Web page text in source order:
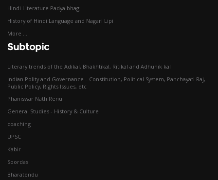
Hindi Literature Padya bhag
History of Hindi Language and Nagari Lipi
More ...
Subtopic
Literary trends of the Adikal, Bhakhtikal, Ritikal and Adhunik kal
Indian Polity and Governance – Constitution, Political System, Panchayati Raj,
Public Policy, Rights Issues, etc
Phaniswar Nath Renu
General Studies - History & Culture
coaching
UPSC
Kabir
Soordas
Bharatendu